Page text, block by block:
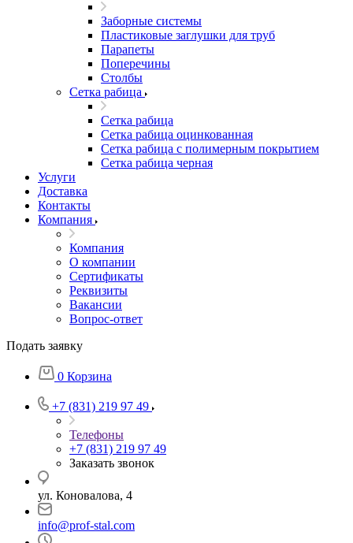
Заборные системы
Пластиковые заглушки для труб
Парапеты
Поперечины
Столбы
Сетка рабица
Сетка рабица
Сетка рабица оцинкованная
Сетка рабица с полимерным покрытием
Сетка рабица черная
Услуги
Доставка
Контакты
Компания
Компания
О компании
Сертификаты
Реквизиты
Вакансии
Вопрос-ответ
Подать заявку
0 Корзина
+7 (831) 219 97 49
Телефоны
+7 (831) 219 97 49
Заказать звонок
ул. Коновалова, 4
info@prof-stal.com